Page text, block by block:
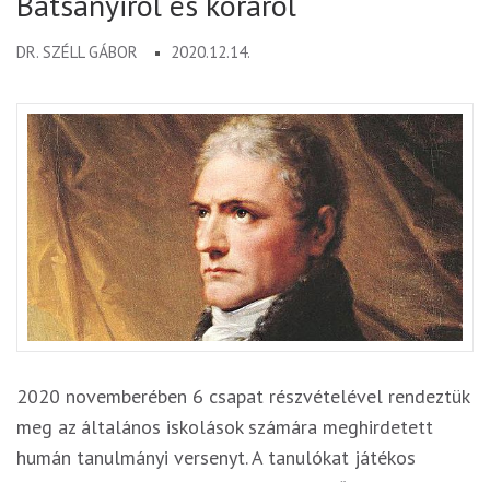
DR. SZÉLL GÁBOR 2020.12.14.
2020 novemberében 6 csapat részvételével rendeztük
meg az általános iskolások számára meghirdetett
humán tanulmányi versenyt. A tanulókat játékos